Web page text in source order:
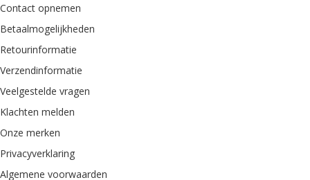
Contact opnemen
Betaalmogelijkheden
Retourinformatie
Verzendinformatie
Veelgestelde vragen
Klachten melden
Onze merken
Privacyverklaring
Algemene voorwaarden